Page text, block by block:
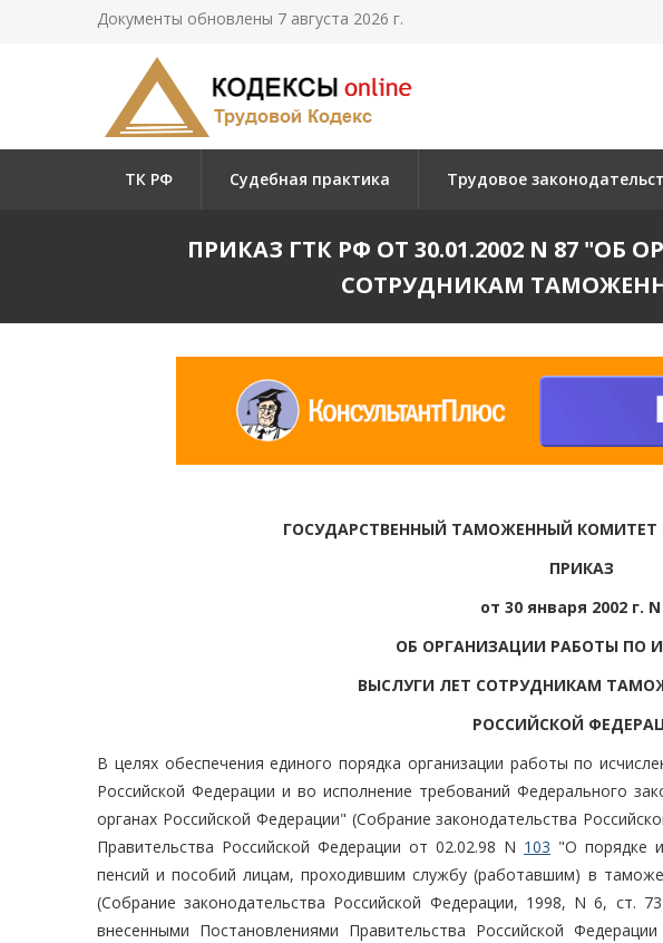
Документы обновлены 7 августа 2026 г.
ТК РФ Судебная практика Трудовое
ПРИКАЗ ГТК РФ ОТ 30.01.2002 N 87
СОТРУДНИКАМ
ГОСУДАРСТВЕННЫЙ ТАМОЖЕННЫЙ
ПРИКАЗ
от 30 января 2002 г.
ОБ ОРГАНИЗАЦИИ РАБОТЫ ПО
ВЫСЛУГИ ЛЕТ СОТРУДНИКАМ
РОССИЙСКОЙ
В целях обеспечения единого порядка организации работы по
Российской Федерации и во исполнение требований Федерального
органах Российской Федерации" (Собрание законодательства
Правительства Российской Федерации от 02.02.98 N 103 "О порядке
пенсий и пособий лицам, проходившим службу (работавшим) в
(Собрание законодательства Российской Федерации, 1998, N 6, ст.
внесенными Постановлениями Правительства Российской